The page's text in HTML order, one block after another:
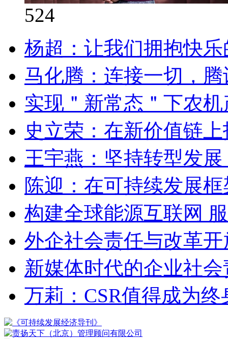
524
杨超：让我们拥抱快
马化腾：连接一切，
实现＂新常态＂下农
史立荣：在新价值链
王宇燕：坚持转型发
陈迎：在可持续发展
构建全球能源互联网
外企社会责任与改革
新媒体时代的企业社
万莉：CSR值得成为终